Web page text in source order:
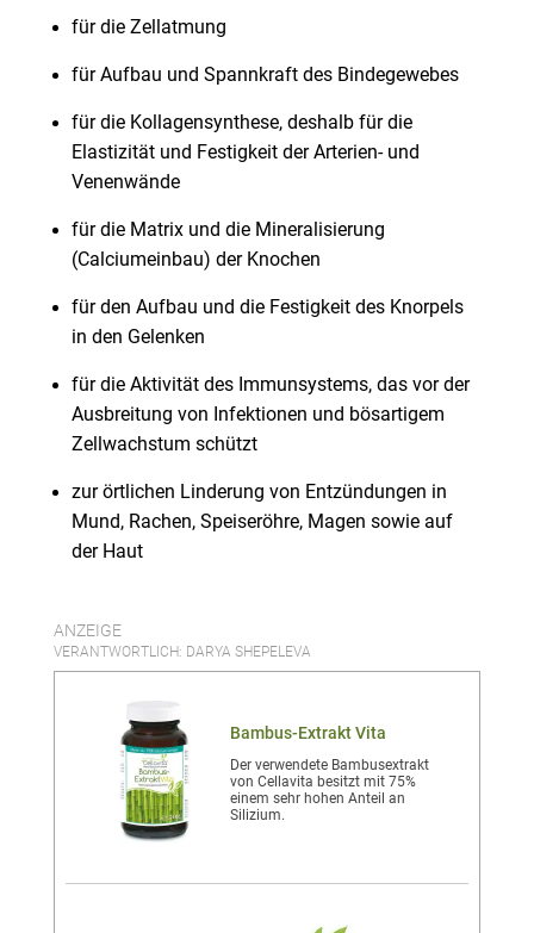
für die Zellatmung
für Aufbau und Spannkraft des Bindegewebes
für die Kollagensynthese, deshalb für die
Elastizität und Festigkeit der Arterien- und
Venenwände
für die Matrix und die Mineralisierung
(Calciumeinbau) der Knochen
für den Aufbau und die Festigkeit des Knorpels
in den Gelenken
für die Aktivität des Immunsystems, das vor der
Ausbreitung von Infektionen und bösartigem
Zellwachstum schützt
zur örtlichen Linderung von Entzündungen in
Mund, Rachen, Speiseröhre, Magen sowie auf
der Haut
ANZEIGE
VERANTWORTLICH: DARYA SHEPELEVA
Bambus-Extrakt Vita
Der verwendete Bambusextrakt
von Cellavita besitzt mit 75%
einem sehr hohen Anteil an
Silizium.